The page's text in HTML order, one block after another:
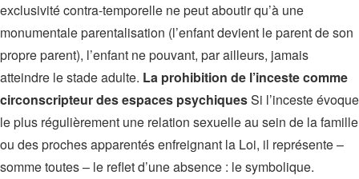
exclusivité contra-temporelle ne peut aboutir qu’à une
monumentale parentalisation (l’enfant devient le parent de son
propre parent), l’enfant ne pouvant, par ailleurs, jamais
atteindre le stade adulte. La prohibition de l’inceste comme
circonscripteur des espaces psychiquesSi l’inceste évoque
le plus régulièrement une relation sexuelle au sein de la famille
ou des proches apparentés enfreignant la Loi, il représente –
somme toutes – le reflet d’une absence : le symbolique.